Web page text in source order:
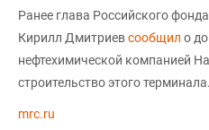
Ранее глава Российского
Кирилл Дмитриевсообщил о
нефтехимической компанией
строительство этого терминала.
mrc.ru